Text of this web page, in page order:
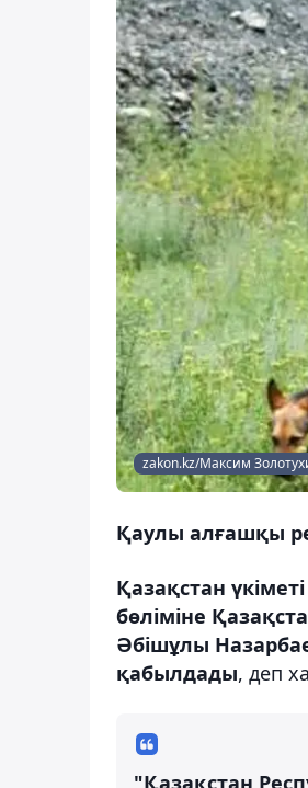
zakon.kz/Максим
Қаулы алғашқы
Қазақстан
бөліміне
Әбішұлы
қабылдады, деп
"Қазақстан